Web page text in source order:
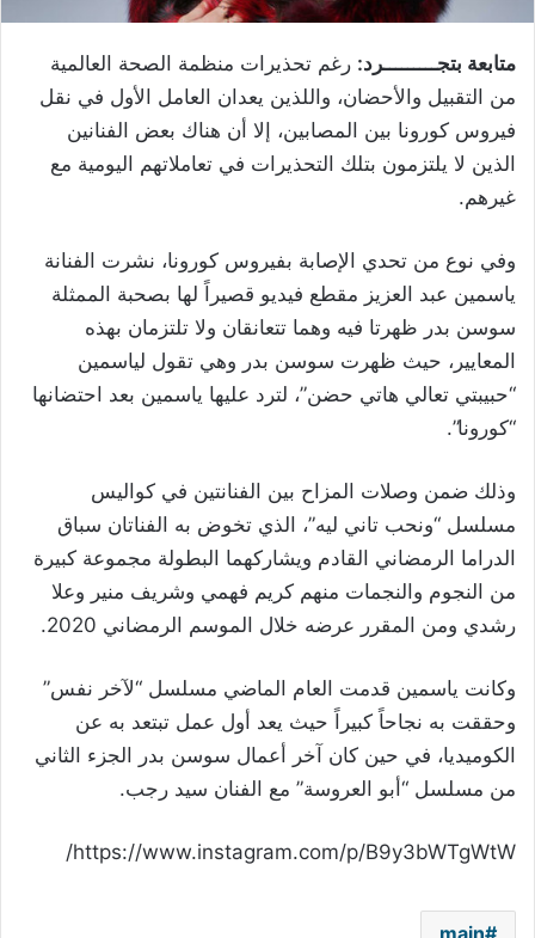
متابعة بتجـــــــــرد: رغم تحذيرات منظمة الصحة العالمية
من التقبيل والأحضان، واللذين يعدان العامل الأول في نقل
فيروس كورونا بين المصابين، إلا أن هناك بعض الفنانين
الذين لا يلتزمون بتلك التحذيرات في تعاملاتهم اليومية مع
غيرهم.
وفي نوع من تحدي الإصابة بفيروس كورونا، نشرت الفنانة
ياسمين عبد العزيز مقطع فيديو قصيراً لها بصحبة الممثلة
سوسن بدر ظهرتا فيه وهما تتعانقان ولا تلتزمان بهذه
المعايير، حيث ظهرت سوسن بدر وهي تقول لياسمين
“حبيبتي تعالي هاتي حضن”، لترد عليها ياسمين بعد احتضانها
“كورونا”.
وذلك ضمن وصلات المزاح بين الفنانتين في كواليس
مسلسل “ونحب تاني ليه”، الذي تخوض به الفناتان سباق
الدراما الرمضاني القادم ويشاركهما البطولة مجموعة كبيرة
من النجوم والنجمات منهم كريم فهمي وشريف منير وعلا
رشدي ومن المقرر عرضه خلال الموسم الرمضاني ‏‏2020.‏
وكانت ياسمين قدمت العام الماضي مسلسل “لآخر نفس”
وحققت به نجاحاً كبيراً حيث يعد أول عمل تبتعد به عن
الكوميديا، في حين كان آخر أعمال سوسن بدر الجزء الثاني
من مسلسل “أبو العروسة” مع الفنان سيد رجب.
https://www.instagram.com/p/B9y3bWTgWtW/